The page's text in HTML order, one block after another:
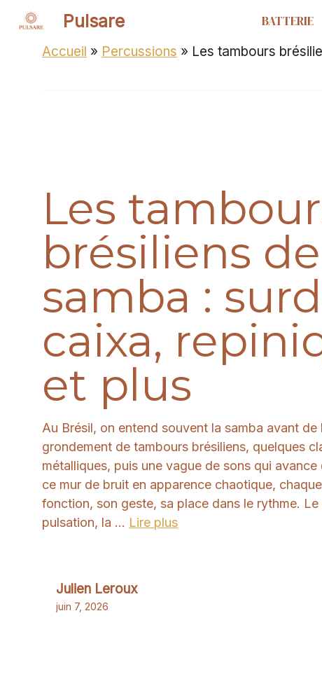
contenu
Pulsare BATTERIE
Accueil » Percussions » Les tambours
Les
brésiliens
samba :
caixa,
et plus
Au Brésil, on entend souvent la samba avant de
grondement de tambours brésiliens, quelques
métalliques, puis une vague de sons qui avance
ce mur de bruit en apparence chaotique,
fonction, son geste, sa place dans le rythme.
pulsation, la ... Lire plus
Julien Leroux
juin 7, 2026